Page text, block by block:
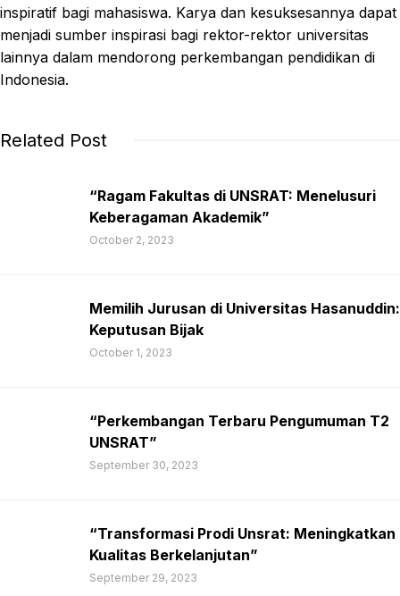
inspiratif bagi mahasiswa. Karya dan kesuksesannya dapat
menjadi sumber inspirasi bagi rektor-rektor universitas
lainnya dalam mendorong perkembangan pendidikan di
Indonesia.
Related Post
“Ragam Fakultas di UNSRAT: Menelusuri
Keberagaman Akademik”
October 2, 2023
Memilih Jurusan di Universitas Hasanuddin:
Keputusan Bijak
October 1, 2023
“Perkembangan Terbaru Pengumuman T2
UNSRAT”
September 30, 2023
“Transformasi Prodi Unsrat: Meningkatkan
Kualitas Berkelanjutan”
September 29, 2023